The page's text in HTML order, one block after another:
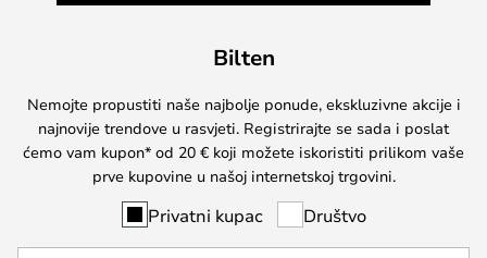
Bilten
Nemojte propustiti naše najbolje ponude, ekskluzivne akcije i
najnovije trendove u rasvjeti. Registrirajte se sada i poslat
ćemo vam kupon* od 20 € koji možete iskoristiti prilikom vaše
prve kupovine u našoj internetskoj trgovini.
Privatni kupac Društvo